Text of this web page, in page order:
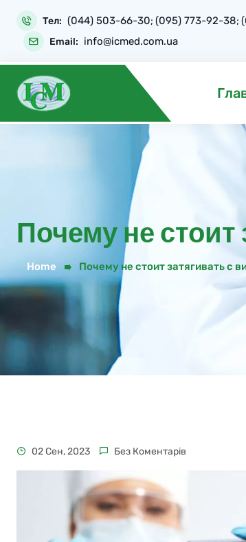
content
Тел: (044) 503-66-30; (095) 773-92-38;
Email: info@icmed.com.ua
Почему не стоит
Home Почему не стоит затягивать с
02 Сен, 2023 Без Коментарів